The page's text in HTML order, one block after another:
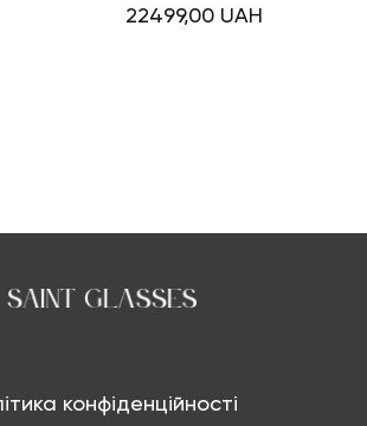
22499,00 UAH
конфіденційності